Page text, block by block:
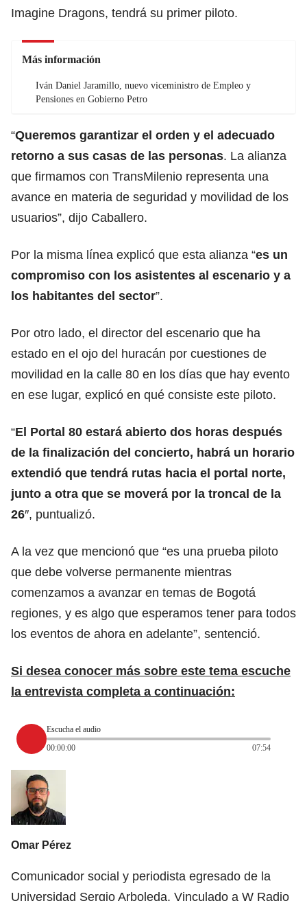
Imagine Dragons, tendrá su primer piloto.
Más información
Iván Daniel Jaramillo, nuevo viceministro de Empleo y
Pensiones en Gobierno Petro
“Queremos garantizar el orden y el adecuado
retorno a sus casas de las personas. La alianza
que firmamos con TransMilenio representa una
avance en materia de seguridad y movilidad de los
usuarios”, dijo Caballero.
Por la misma línea explicó que esta alianza “es un
compromiso con los asistentes al escenario y a
los habitantes del sector”.
Por otro lado, el director del escenario que ha
estado en el ojo del huracán por cuestiones de
movilidad en la calle 80 en los días que hay evento
en ese lugar, explicó en qué consiste este piloto.
“El Portal 80 estará abierto dos horas después
de la finalización del concierto, habrá un horario
extendió que tendrá rutas hacia el portal norte,
junto a otra que se moverá por la troncal de la
26″, puntualizó.
A la vez que mencionó que “es una prueba piloto
que debe volverse permanente mientras
comenzamos a avanzar en temas de Bogotá
regiones, y es algo que esperamos tener para todos
los eventos de ahora en adelante”, sentenció.
Si desea conocer más sobre este tema escuche
la entrevista completa a continuación:
Escucha el audio
00:00:00
07:54
Omar Pérez
Comunicador social y periodista egresado de la
Universidad Sergio Arboleda. Vinculado a W Radio